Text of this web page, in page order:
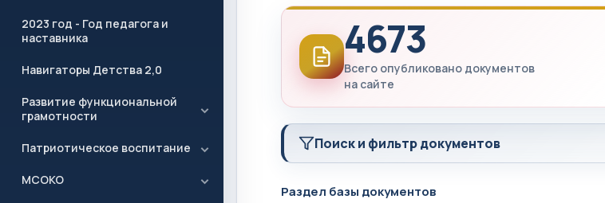
2023 год - Год педагога и
наставника
Навигаторы Детства 2,0
Развитие функциональной
грамотности
Патриотическое воспитание
МСОКО
4673
Всего опубликовано документов
на сайте
Поиск и фильтр документов
Раздел базы документов